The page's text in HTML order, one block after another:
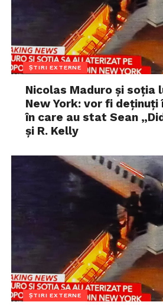
ȘTIRI EXTERNE
Nicolas Maduro și soția
New York: vor fi deținuți
în care au stat Sean
și R. Kelly
ȘTIRI EXTERNE